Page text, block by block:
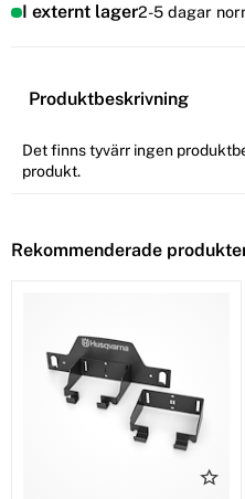
I externt lager2-5 dagar
Produktbeskrivning
Det finns tyvärr ingen
produkt.
Rekommenderade